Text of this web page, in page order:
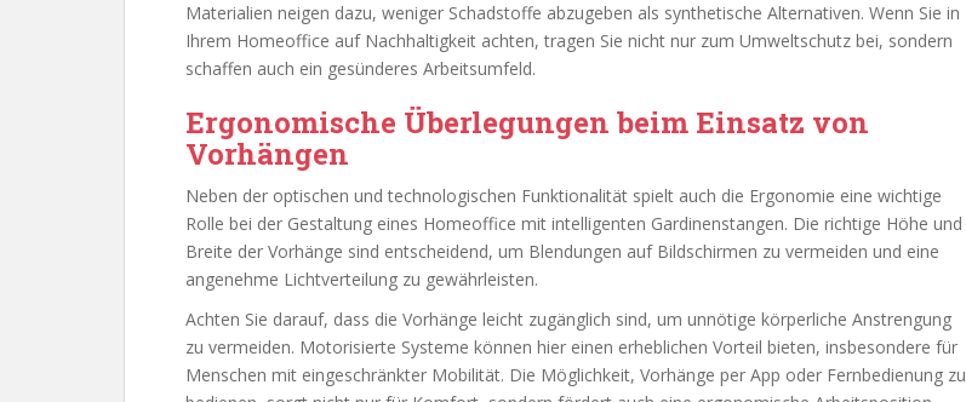
Materialien neigen dazu, weniger Schadstoffe abzugeben als synthetische Alternativen. Wenn Sie in
Ihrem Homeoffice auf Nachhaltigkeit achten, tragen Sie nicht nur zum Umweltschutz bei, sondern
schaffen auch ein gesünderes Arbeitsumfeld.
Ergonomische Überlegungen beim Einsatz von
Vorhängen
Neben der optischen und technologischen Funktionalität spielt auch die Ergonomie eine wichtige
Rolle bei der Gestaltung eines Homeoffice mit intelligenten Gardinenstangen. Die richtige Höhe und
Breite der Vorhänge sind entscheidend, um Blendungen auf Bildschirmen zu vermeiden und eine
angenehme Lichtverteilung zu gewährleisten.
Achten Sie darauf, dass die Vorhänge leicht zugänglich sind, um unnötige körperliche Anstrengung
zu vermeiden. Motorisierte Systeme können hier einen erheblichen Vorteil bieten, insbesondere für
Menschen mit eingeschränkter Mobilität. Die Möglichkeit, Vorhänge per App oder Fernbedienung zu